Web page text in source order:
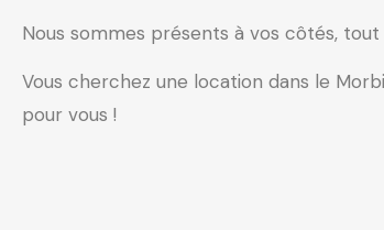
Nous sommes présents à vos côtés,
Vous cherchez une location dans le
pour vous !